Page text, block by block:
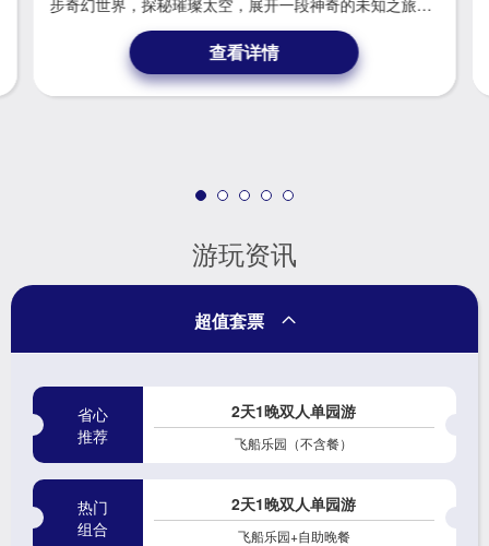
With the theme of "Spaceship Holiday ", the guestroom
invites you to get into the spaceship, walk on the world,
about to start an exciting voyage into an unknown world.
查看详情
游玩资讯
超值套票
省心
推荐
2天1晚双人单园游
飞船乐园（不含餐）
热门
组合
2天1晚双人单园游
飞船乐园+自助晚餐